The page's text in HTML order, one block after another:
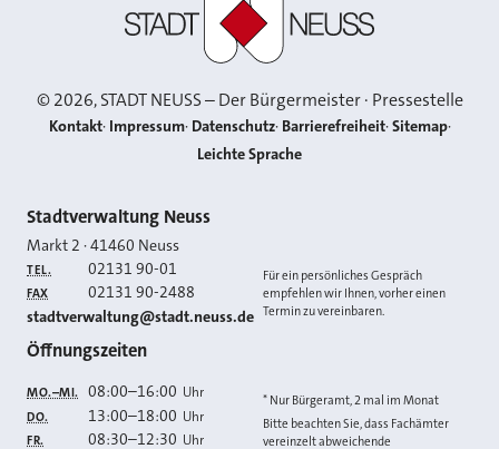
©2026, STADT NEUSS – Der Bürgermeister · Pressestelle
Kontakt Impressum Datenschutz Barrierefreiheit Sitemap
Leichte Sprache
Kontakt
Stadtverwaltung Neuss
Markt 2 ·41460 Neuss
TEL. 02131 90-01
FAX 02131 90-2488
E-MAIL
stadtverwaltung@stadt.neuss.de
Für ein persönliches Gespräch
empfehlen wir Ihnen, vorher einen
Termin zu vereinbaren.
Öffnungszeiten
MO.–MI. 08:00–16:00 Uhr
DO. 13:00–18:00 Uhr
FR. 08:30–12:30 Uhr
* Nur Bürgeramt, 2 mal im Monat
Bitte beachten Sie, dass Fachämter
vereinzelt abweichende